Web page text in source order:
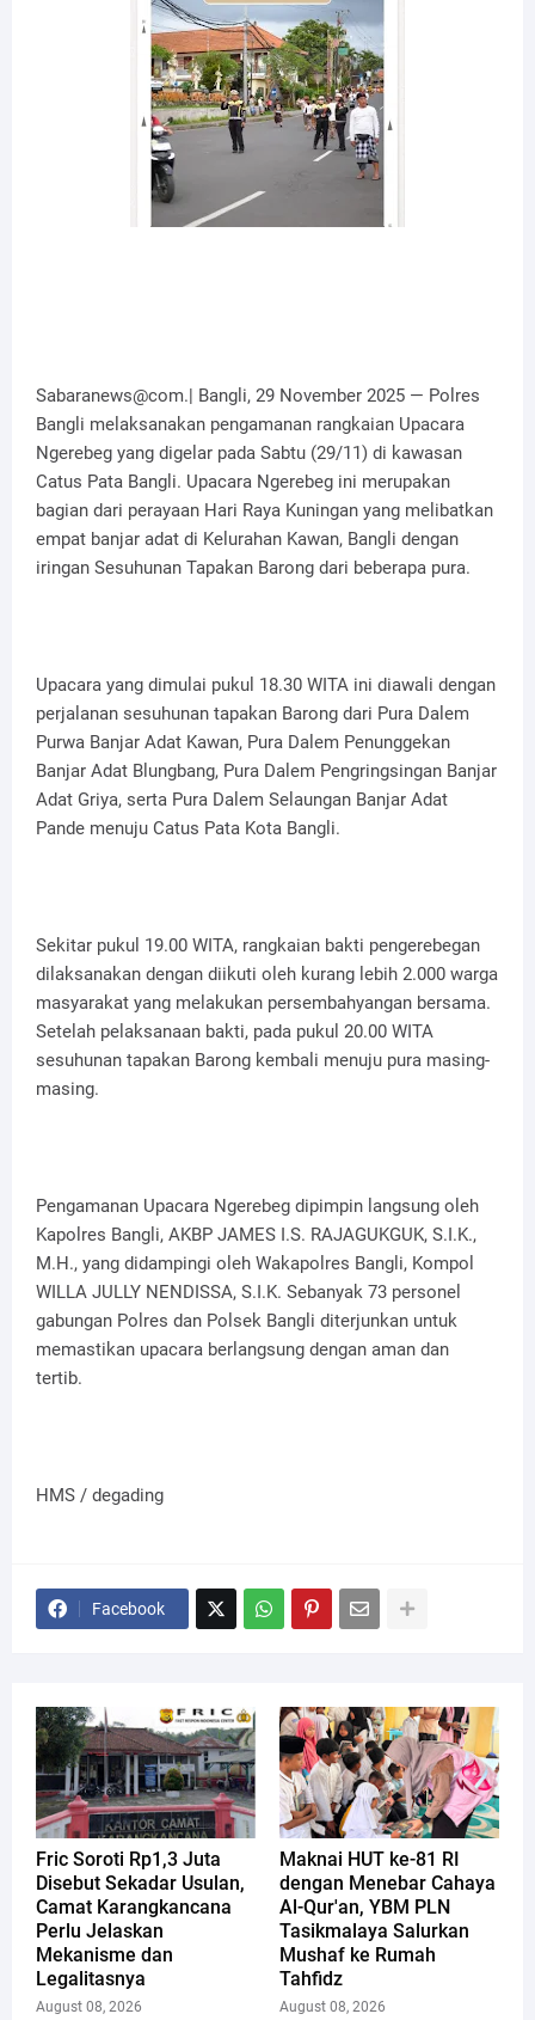
Sabaranews@com.| Bangli, 29 November 2025 — Polres
Bangli melaksanakan pengamanan rangkaian Upacara
Ngerebeg yang digelar pada Sabtu (29/11) di kawasan
Catus Pata Bangli. Upacara Ngerebeg ini merupakan
bagian dari perayaan Hari Raya Kuningan yang melibatkan
empat banjar adat di Kelurahan Kawan, Bangli dengan
iringan Sesuhunan Tapakan Barong dari beberapa pura.
Upacara yang dimulai pukul 18.30 WITA ini diawali dengan
perjalanan sesuhunan tapakan Barong dari Pura Dalem
Purwa Banjar Adat Kawan, Pura Dalem Penunggekan
Banjar Adat Blungbang, Pura Dalem Pengringsingan Banjar
Adat Griya, serta Pura Dalem Selaungan Banjar Adat
Pande menuju Catus Pata Kota Bangli.
Sekitar pukul 19.00 WITA, rangkaian bakti pengerebegan
dilaksanakan dengan diikuti oleh kurang lebih 2.000 warga
masyarakat yang melakukan persembahyangan bersama.
Setelah pelaksanaan bakti, pada pukul 20.00 WITA
sesuhunan tapakan Barong kembali menuju pura masing-
masing.
Pengamanan Upacara Ngerebeg dipimpin langsung oleh
Kapolres Bangli, AKBP JAMES I.S. RAJAGUKGUK, S.I.K.,
M.H., yang didampingi oleh Wakapolres Bangli, Kompol
WILLA JULLY NENDISSA, S.I.K. Sebanyak 73 personel
gabungan Polres dan Polsek Bangli diterjunkan untuk
memastikan upacara berlangsung dengan aman dan
tertib.
HMS / degading
Facebook
Fric Soroti Rp1,3 Juta
Disebut Sekadar Usulan,
Camat Karangkancana
Perlu Jelaskan
Mekanisme dan
Legalitasnya
August 08, 2026
Maknai HUT ke-81 RI
dengan Menebar Cahaya
Al-Qur'an, YBM PLN
Tasikmalaya Salurkan
Mushaf ke Rumah
Tahfidz
August 08, 2026